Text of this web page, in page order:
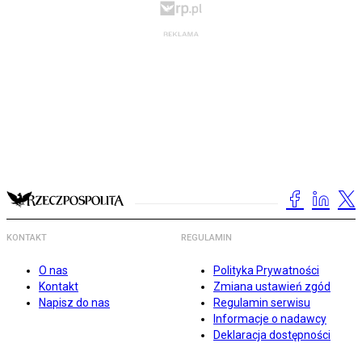
KONTAKT
O nas
Kontakt
Napisz do nas
REGULAMIN
Polityka Prywatności
Zmiana ustawień zgód
Regulamin serwisu
Informacje o nadawcy
Deklaracja dostępności